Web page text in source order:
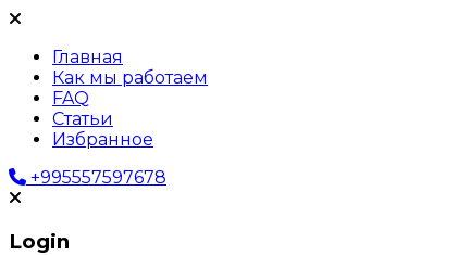
Главная
Как мы работаем
FAQ
Статьи
Избранное
+995557597678
Login